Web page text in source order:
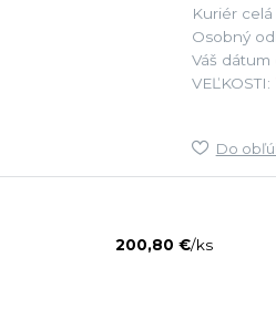
Kuriér celá
Osobný
Váš dátum
VEĽKOSTI:
Do
200,80 €/ks